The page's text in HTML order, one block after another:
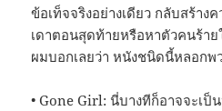
ข้อเท็จจริงอย่างเดียว กลับสร้าง
เดาตอนสุดท้ายหรือหาตัวคนร้าย
ผมบอกเลยว่า หนังชนิดนี้หลอกพว
• Gone Girl: นี่บางทีก็อาจจะเป็